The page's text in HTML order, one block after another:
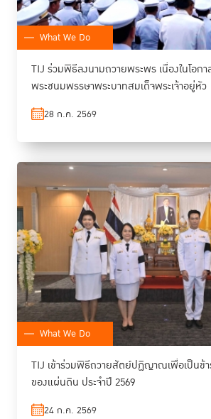
What We Do
TIJ ร่วมพิธีลงนามถวายพระพร เนื่องในโอก
พระชนมพรรษาพระบาทสมเด็จพระเจ้าอยู่หัว
28 ก.ค. 2569
What We Do
TIJ เข้าร่วมพิธีถวายสัตย์ปฏิญาณเพื่อเป็นข้
ของแผ่นดิน ประจำปี 2569
24 ก.ค. 2569